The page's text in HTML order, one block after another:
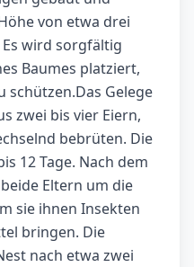
von etwa drei
wird sorgfältig
Baumes platziert,
schützen.Das Gelege
zwei bis vier Eiern,
bebrüten. Die
12 Tage. Nach dem
Eltern um die
sie ihnen Insekten
bringen. Die
nach etwa zwei